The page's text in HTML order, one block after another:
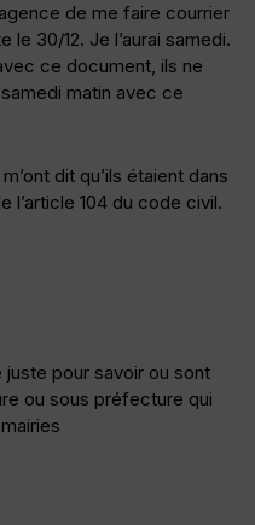
de me faire courrier
le 30/12. Je l’aurai samedi.
ce document, ils ne
matin avec ce
dit qu’ils étaient dans
l’article 104 du code civil.
pour savoir ou sont
ou sous préfecture qui